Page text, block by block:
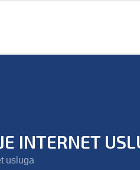
INTERNET
usluga